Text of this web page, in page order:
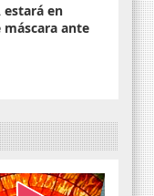
estará en